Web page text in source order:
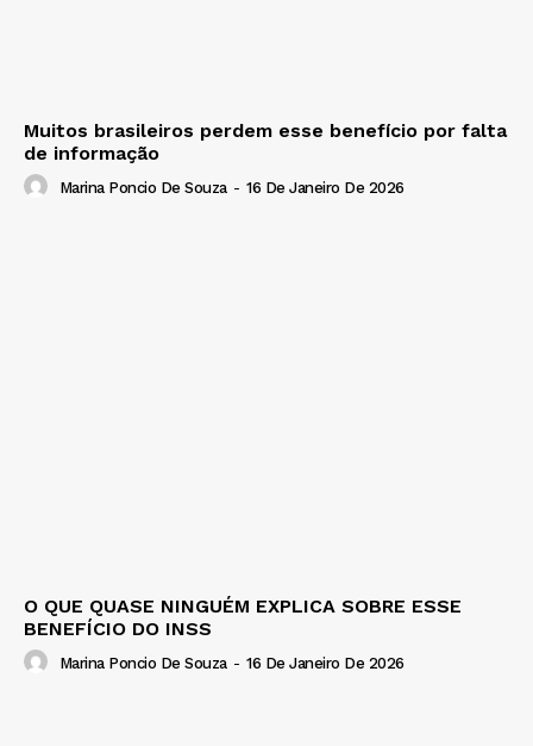
Muitos brasileiros perdem esse benefício por falta
de informação
Marina Poncio De Souza - 16 De Janeiro De 2026
O QUE QUASE NINGUÉM EXPLICA SOBRE ESSE
BENEFÍCIO DO INSS
Marina Poncio De Souza - 16 De Janeiro De 2026